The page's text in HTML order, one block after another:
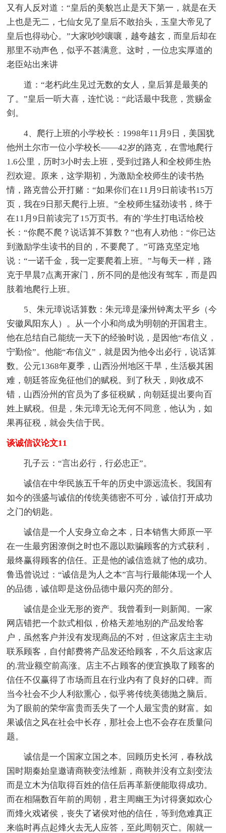
又有人反对道：“皇后的美貌岂止是天下第一，就是在天
上也是无二，七仙女见了皇后不敢抬头，玉皇大帝见了
皇后也得动心。”大家吵吵嚷嚷，越夸越玄，而皇后却在
那里不动声色，似乎不甚满意。这时，一位忠实厚道的
老臣站出来讲
道：“老朽此生见过无数的女人，皇后算是最美的
了。”皇后一听大喜，连忙说：“此话最中我意，赏赐金
剑。
4、爬行上班的小学校长：1998年11月9日，美国犹
他州土尔市一位小学校长——42岁的路克，在雪地爬行
1.6公里，历时3小时去上班，受到过路人和全校师生热
烈欢迎。原来，这学期初，为激励全校师生的读书热
情，路克曾公开打赌：“如果你们在11月9日前读书15万
页，我在9日那天爬行上班。”全校师生猛劲读书，终于
在11月9日前读完了15万页书。有的`学生打电话给校
长：“你爬不爬？说话算不算数？”也有人劝他：“你已达
到激励学生读书的目的，不要爬了。”可路克坚定地
说：“一诺千金，我一定要爬着上班。”与每天一样，路
克于早晨7点离开家门，所不同的是他没有驾车，而是四
肢着地爬行上班。
5、朱元璋说话算数：朱元璋是濠州钟离太平乡（今
安徽凤阳东人）。从一个小和尚成为明朝的开国君主。
他在总结自己能统一天下的经验时说，是因他“布信义，
宁勤俭”。他能“布信义”，就是因为他令出必行，说话算
数。公元1368年夏季，山西汾州地区干旱，生活极其困
难，朝廷答应免征他们的赋税。到了秋天，则收成不
错，山西汾州的官员为了多征税赋，向朝廷提出要向百
姓上赋税。但是，朱元璋无论无何不同意，他认为，如
果再征税，就会失信于民。
谈诚信议论文11
孔子云：“言出必行，行必忠正”。
诚信在中华民族五千年的历史中源远流长。我国有
如今的强盛与诚信的传统美德密不可分，诚信打开成功
之门的钥匙。
诚信是一个人安身立命之本，日本销售大师原一平
在一生最穷困潦倒之时也不愿以欺骗顾客的方式获利，
最终赢得顾客的信任。正是他的诚信造就了他的成功。
鲁迅曾说过：“诚信是为人之本”言与行最能体现一个人
的品德，诚信即是这份品德中最闪亮的部分。
诚信是企业无形的资产。我曾看到一则新闻。一家
网店错把一个款式相似，价格天差地别的产品发给客
户，虽然客户并没有发现商品的不对，但这家店主主动
联系顾客，自付邮费将产品发还给顾客，不久后这家店
的.营业额空前高涨。店主不占顾客的便宜换取了顾客的
信任不仅赢得了市场而且在行业内有了良好的口碑。而
当今社会不少人利欲熏心，似乎将传统美德抛之脑后。
为了眼前的荣华富贵而丢失了一个人最宝贵的财富。如
果诚信之风在社会中长存，那社会上也不会存在质量问
题。
诚信是一个国家立国之本。回顾历史长河，春秋战
国时期秦始皇邀请商鞅变法维新，商鞅并没有立刻变法
而是立木为信取得百姓的信任后再革新便能取得成功。
而在相隔数百年前的周朝，君主周幽王为讨得褒姒欢心
而烽火戏诸侯，丧失了诸侯对他的信任，等到危难真正
来临时再点起烽火去无人应答，至此周朝灭亡。闹就一